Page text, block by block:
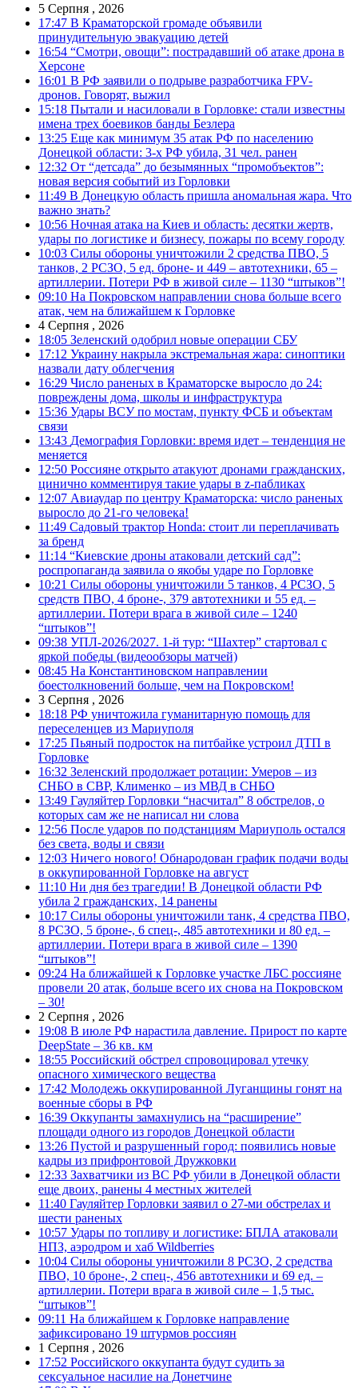
5 Серпня , 2026
17:47 В Краматорской громаде объявили
принудительную эвакуацию детей
16:54 “Смотри, овощи”: пострадавший об атаке дрона в
Херсоне
16:01 В РФ заявили о подрыве разработчика FPV-
дронов. Говорят, выжил
15:18 Пытали и насиловали в Горловке: стали известны
имена трех боевиков банды Безлера
13:25 Еще как минимум 35 атак РФ по населению
Донецкой области: 3-х РФ убила, 31 чел. ранен
12:32 От “детсада” до безымянных “промобъектов”:
новая версия событий из Горловки
11:49 В Донецкую область пришла аномальная жара. Что
важно знать?
10:56 Ночная атака на Киев и область: десятки жертв,
удары по логистике и бизнесу, пожары по всему городу
10:03 Силы обороны уничтожили 2 средства ПВО, 5
танков, 2 РСЗО, 5 ед. броне- и 449 – автотехники, 65 –
артиллерии. Потери РФ в живой силе – 1130 “штыков”!
09:10 На Покровском направлении снова больше всего
атак, чем на ближайшем к Горловке
4 Серпня , 2026
18:05 Зеленский одобрил новые операции СБУ
17:12 Украину накрыла экстремальная жара: синоптики
назвали дату облегчения
16:29 Число раненых в Краматорске выросло до 24:
повреждены дома, школы и инфраструктура
15:36 Удары ВСУ по мостам, пункту ФСБ и объектам
связи
13:43 Демография Горловки: время идет – тенденция не
меняется
12:50 Россияне открыто атакуют дронами гражданских,
цинично комментируя такие удары в z-пабликах
12:07 Авиаудар по центру Краматорска: число раненых
выросло до 21-го человека!
11:49 Садовый трактор Honda: стоит ли переплачивать
за бренд
11:14 “Киевские дроны атаковали детский сад”:
роспропаганда заявила о якобы ударе по Горловке
10:21 Силы обороны уничтожили 5 танков, 4 РСЗО, 5
средств ПВО, 4 броне-, 379 автотехники и 55 ед. –
артиллерии. Потери врага в живой силе – 1240
“штыков”!
09:38 УПЛ-2026/2027. 1-й тур: “Шахтер” стартовал с
яркой победы (видеообзоры матчей)
08:45 На Константиновском направлении
боестолкновений больше, чем на Покровском!
3 Серпня , 2026
18:18 РФ уничтожила гуманитарную помощь для
переселенцев из Мариуполя
17:25 Пьяный подросток на питбайке устроил ДТП в
Горловке
16:32 Зеленский продолжает ротации: Умеров – из
СНБО в СВР, Клименко – из МВД в СНБО
13:49 Гауляйтер Горловки “насчитал” 8 обстрелов, о
которых сам же не написал ни слова
12:56 После ударов по подстанциям Мариуполь остался
без света, воды и связи
12:03 Ничего нового! Обнародован график подачи воды
в оккупированной Горловке на август
11:10 Ни дня без трагедии! В Донецкой области РФ
убила 2 гражданских, 14 ранены
10:17 Силы обороны уничтожили танк, 4 средства ПВО,
8 РСЗО, 5 броне-, 6 спец-, 485 автотехники и 80 ед. –
артиллерии. Потери врага в живой силе – 1390
“штыков”!
09:24 На ближайшей к Горловке участке ЛБС россияне
провели 20 атак, больше всего их снова на Покровском
– 30!
2 Серпня , 2026
19:08 В июле РФ нарастила давление. Прирост по карте
DeepState – 36 кв. км
18:55 Российский обстрел спровоцировал утечку
опасного химического вещества
17:42 Молодежь оккупированной Луганщины гонят на
военные сборы в РФ
16:39 Оккупанты замахнулись на “расширение”
площади одного из городов Донецкой области
13:26 Пустой и разрушенный город: появились новые
кадры из прифронтовой Дружковки
12:33 Захватчики из ВС РФ убили в Донецкой области
еще двоих, ранены 4 местных жителей
11:40 Гауляйтер Горловки заявил о 27-ми обстрелах и
шести раненых
10:57 Удары по топливу и логистике: БПЛА атаковали
НПЗ, аэродром и хаб Wildberries
10:04 Силы обороны уничтожили 8 РСЗО, 2 средства
ПВО, 10 броне-, 2 спец-, 456 автотехники и 69 ед. –
артиллерии. Потери врага в живой силе – 1,5 тыс.
“штыков”!
09:11 На ближайшем к Горловке направление
зафиксировано 19 штурмов россиян
1 Серпня , 2026
17:52 Российского оккупанта будут судить за
сексуальное насилие на Донетчине